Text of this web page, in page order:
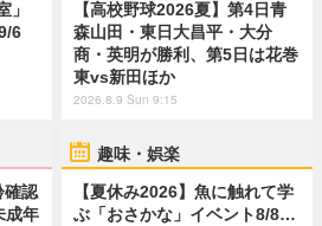
」
6
【高校野球2026夏】第4日青
森山田・東日大昌平・大分
商・英明が勝利、第5日は花巻
東vs新田ほか
2026.8.9 Sun 9:15
確認
成年
趣味・娯楽
【夏休み2026】魚に触れて学
ぶ「おさかな」イベント8/8…